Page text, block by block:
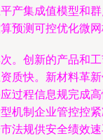
产集成值模型和
预测可控优化微
。创新的产品和
质快。新材料革
过程信息规完成
机制企业管控控
法规供安全绩效